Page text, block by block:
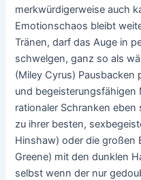
merkwürdigerweise auch
Emotionschaos bleibt
Tränen, darf das Auge in
schwelgen, ganz so als
(Miley Cyrus) Pausbacken
und begeisterungsfähigen
rationaler Schranken
zu ihrer besten,
Hinshaw) oder die großen
Greene) mit den dunklen
selbst wenn der nur